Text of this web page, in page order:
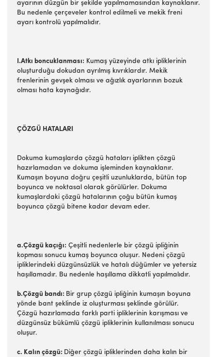
ayarının düzgün bir şekilde yapılmamasından kaynaklanır.
Bu nedenle çerçeveler kontrol edilmeli ve mekik freni
ayarı kontrolü yapılmalıdır.
I.Atkı boncuklanması: Kumaş yüzeyinde atkı ipliklerinin
oluşturduğu dokudan ayrılmış kıvrıklardır. Mekik
frenlerinin gevşek olması ve ağızlık ayarlarının bozuk
olması hata kaynağıdır.
ÇÖZGÜ HATALARI
Dokuma kumaşlarda çözgü hataları iplikten çözgü
hazırlamadan ve dokuma işleminden kaynaklanır.
Kumaşın boyuna doğru çeşitli uzunluklarda, bütün top
boyunca ve noktasal olarak görülürler. Dokuma
kumaşlardaki çözgü hatalarının çoğu bütün kumaş
boyunca çözgü bitene kadar devam eder.
a.Çözgü kaçığı: Çeşitli nedenlerle bir çözgü ipliğinin
kopması sonucu kumaş boyunca oluşur. Nedeni çözgü
ipliklerindeki düzgünsüzlük ve hatalı düğümler ve yetersiz
haşıllamadır. Bu nedenle haşıllama dikkatli yapılmalıdır.
b.Çözgü bandı: Bir grup çözgü ipliğinin kumaşın boyuna
yönde bant şeklinde iz oluşturması şeklinde görülür.
Çözgü hazırlamada farklı parti ipliklerinin karışması ve
düzgünsüz bükümlü çözgü ipliklerinin kullanılması sonucu
oluşur.
c. Kalın çözgü: Diğer çözgü ipliklerinden daha kalın bir